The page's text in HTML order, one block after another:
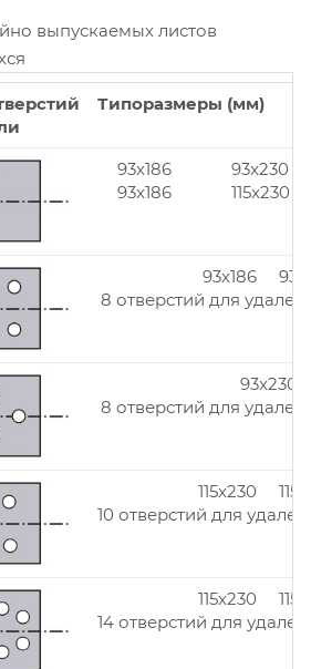
выпускаемых листов
Типоразмеры (мм)
93x186
93x186
93x230
115x230
93x186
8 отверстий для
93x230
8 отверстий для
115x230
10 отверстий для
115x230
14 отверстий для